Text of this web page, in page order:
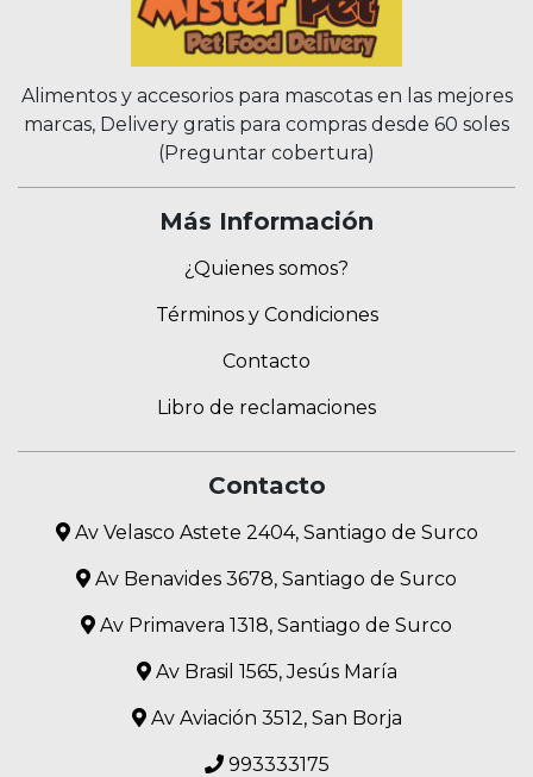
Alimentos y accesorios para mascotas en las mejores
marcas, Delivery gratis para compras desde 60 soles
(Preguntar cobertura)
Más Información
¿Quienes somos?
Términos y Condiciones
Contacto
Libro de reclamaciones
Contacto
Av Velasco Astete 2404, Santiago de Surco
Av Benavides 3678, Santiago de Surco
Av Primavera 1318, Santiago de Surco
Av Brasil 1565, Jesús María
Av Aviación 3512, San Borja
993333175